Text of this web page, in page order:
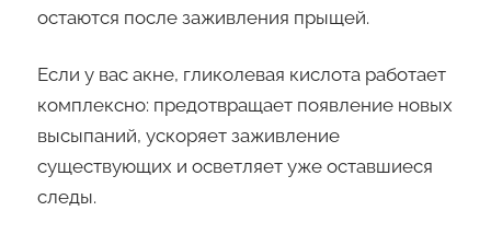
остаются после заживления прыщей.
Если у вас акне, гликолевая кислота работает
комплексно: предотвращает появление новых
высыпаний, ускоряет заживление
существующих и осветляет уже оставшиеся
следы.